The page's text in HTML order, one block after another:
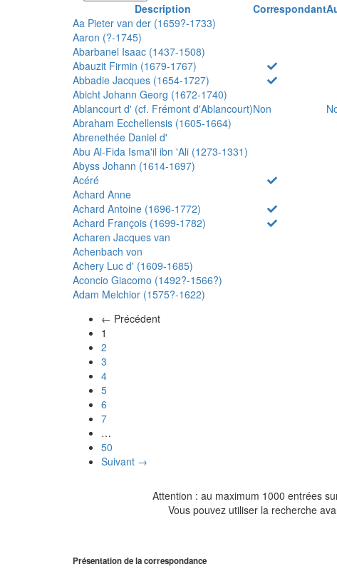
Description
Correspondant
Aa Pieter van der (1659?-1733)
Aaron (?-1745)
Abarbanel Isaac (1437-1508)
Abauzit Firmin (1679-1767)
Abbadie Jacques (1654-1727)
Abicht Johann Georg (1672-1740)
Ablancourt d' (cf. Frémont d'Ablancourt)Non
Abraham Ecchellensis (1605-1664)
Abrenethée Daniel d'
Abu Al-Fida Isma'il ibn 'Ali (1273-1331)
Abyss Johann (1614-1697)
Acéré
Achard Anne
Achard Antoine (1696-1772)
Achard François (1699-1782)
Acharen Jacques van
Achenbach von
Achery Luc d' (1609-1685)
Aconcio Giacomo (1492?-1566?)
Adam Melchior (1575?-1622)
← Précédent
1
2
3
4
5
6
7
…
50
Suivant →
Attention : au maximum 1000 entrées
Vous pouvez utiliser la recherche
Présentation de la correspondance